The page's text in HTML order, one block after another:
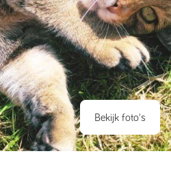
Bekijk foto's